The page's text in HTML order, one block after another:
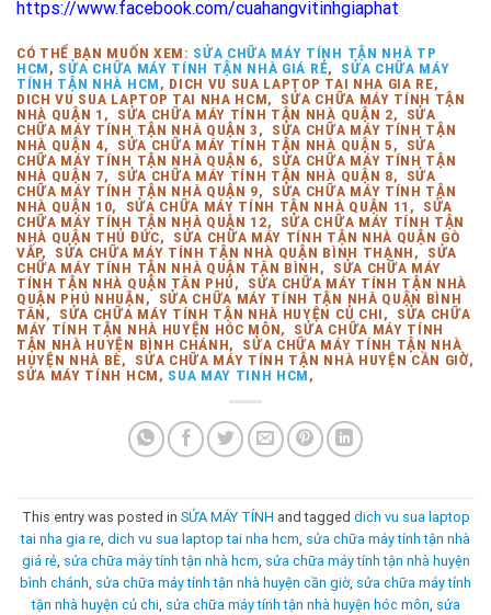
https://www.facebook.com/cuahangvitinhgiaphat
CÓ THỂ BẠN MUỐN XEM: SỬA CHỮA MÁY TÍNH TẬN NHÀ TP
HCM, SỬA CHỮA MÁY TÍNH TẬN NHÀ GIÁ RẺ, SỬA CHỮA MÁY
TÍNH TẬN NHÀ HCM, DICH VU SUA LAPTOP TAI NHA GIA RE,
DICH VU SUA LAPTOP TAI NHA HCM, SỬA CHỮA MÁY TÍNH TẬN
NHÀ QUẬN 1, SỬA CHỮA MÁY TÍNH TẬN NHÀ QUẬN 2, SỬA
CHỮA MÁY TÍNH TẬN NHÀ QUẬN 3, SỬA CHỮA MÁY TÍNH TẬN
NHÀ QUẬN 4, SỬA CHỮA MÁY TÍNH TẬN NHÀ QUẬN 5, SỬA
CHỮA MÁY TÍNH TẬN NHÀ QUẬN 6, SỬA CHỮA MÁY TÍNH TẬN
NHÀ QUẬN 7, SỬA CHỮA MÁY TÍNH TẬN NHÀ QUẬN 8, SỬA
CHỮA MÁY TÍNH TẬN NHÀ QUẬN 9, SỬA CHỮA MÁY TÍNH TẬN
NHÀ QUẬN 10, SỬA CHỮA MÁY TÍNH TẬN NHÀ QUẬN 11, SỬA
CHỮA MÁY TÍNH TẬN NHÀ QUẬN 12, SỬA CHỮA MÁY TÍNH TẬN
NHÀ QUẬN THỦ ĐỨC, SỬA CHỮA MÁY TÍNH TẬN NHÀ QUẬN GÒ
VẤP, SỬA CHỮA MÁY TÍNH TẬN NHÀ QUẬN BÌNH THẠNH, SỬA
CHỮA MÁY TÍNH TẬN NHÀ QUẬN TÂN BÌNH, SỬA CHỮA MÁY
TÍNH TẬN NHÀ QUẬN TÂN PHÚ, SỬA CHỮA MÁY TÍNH TẬN NHÀ
QUẬN PHÚ NHUẬN, SỬA CHỮA MÁY TÍNH TẬN NHÀ QUẬN BÌNH
TÂN, SỬA CHỮA MÁY TÍNH TẬN NHÀ HUYỆN CỦ CHI, SỬA CHỮA
MÁY TÍNH TẬN NHÀ HUYỆN HÓC MÔN, SỬA CHỮA MÁY TÍNH
TẬN NHÀ HUYỆN BÌNH CHÁNH, SỬA CHỮA MÁY TÍNH TẬN NHÀ
HUYỆN NHÀ BÈ, SỬA CHỮA MÁY TÍNH TẬN NHÀ HUYỆN CẦN GIỜ,
SỬA MÁY TÍNH HCM, SUA MAY TINH HCM,
This entry was posted in SỬA MÁY TÍNH and tagged dich vu sua laptop
tai nha gia re dich vu sua laptop tai nha hcm sửa chữa máy tính tận nhà
giá rẻ, sửa chữa máy tính tận nhà hcm sửa chữa máy tính tận nhà huyện
bình chánh sửa chữa máy tính tận nhà huyện cần giờ, sửa chữa máy tính
tận nhà huyện củ chi, sửa chữa máy tính tận nhà huyện hóc môn sửa